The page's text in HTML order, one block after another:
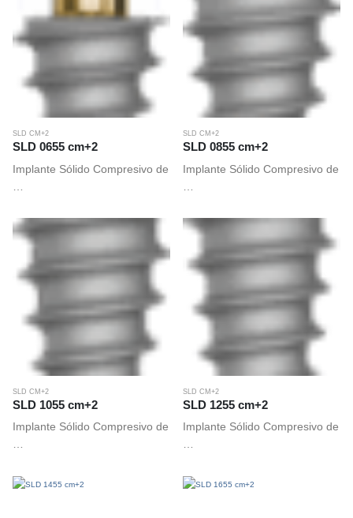
SLD CM+2
SLD 0655 cm+2
Implante Sólido Compresivo de
SLD CM+2
SLD 0855 cm+2
Implante Sólido Compresivo de
SLD CM+2
SLD 1055 cm+2
Implante Sólido Compresivo de
…
SLD CM+2
SLD 1255 cm+2
Implante Sólido Compresivo de
…